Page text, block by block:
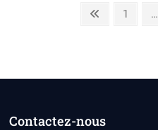
Previous
Page
1 …
Contactez-nous